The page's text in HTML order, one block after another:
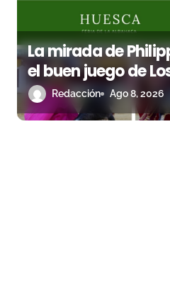
La mirada de
el buen juego de
arranque de
Redacción Ago 8, 2026